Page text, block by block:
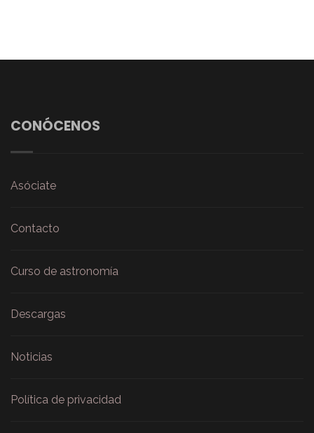
CONÓCENOS
Asóciate
Contacto
Curso de astronomía
Descargas
Noticias
Política de privacidad